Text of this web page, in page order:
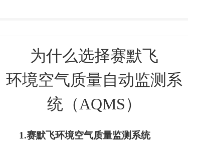
为什么选择赛默飞
环境空气质量自动监测系
统（AQMS）
1.赛默飞环境空气质量监测系统